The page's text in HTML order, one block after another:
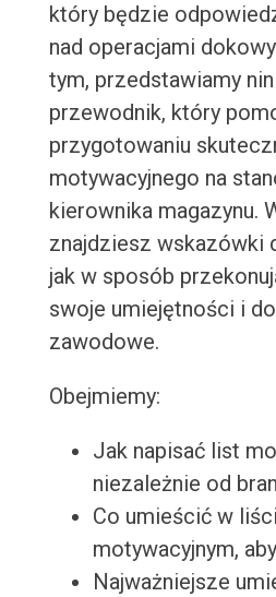
który będzie
nad operacjami
tym, przedstawiamy
przewodnik, który
przygotowaniu
motywacyjnego na
kierownika magazynu.
znajdziesz wskazówki
jak w sposób
swoje umiejętności i
zawodowe.
Obejmiemy:
Jak napisać list
niezależnie od
Co umieścić w
motywacyjnym,
Najważniejsze